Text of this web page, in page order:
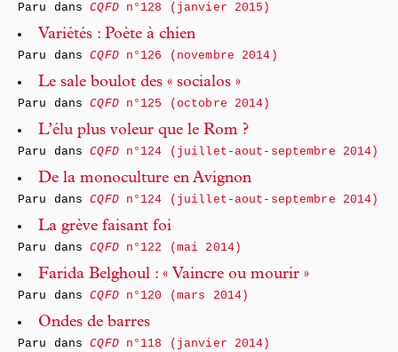
Paru dansCQFDn°128 (janvier 2015)
Variétés : Poète à chien
Paru dansCQFDn°126 (novembre 2014)
Le sale boulot des « socialos »
Paru dansCQFDn°125 (octobre 2014)
L’élu plus voleur que le Rom ?
Paru dansCQFDn°124 (juillet-aout-septembre 2014)
De la monoculture en Avignon
Paru dansCQFDn°124 (juillet-aout-septembre 2014)
La grève faisant foi
Paru dansCQFDn°122 (mai 2014)
Farida Belghoul : « Vaincre ou mourir »
Paru dansCQFDn°120 (mars 2014)
Ondes de barres
Paru dansCQFDn°118 (janvier 2014)